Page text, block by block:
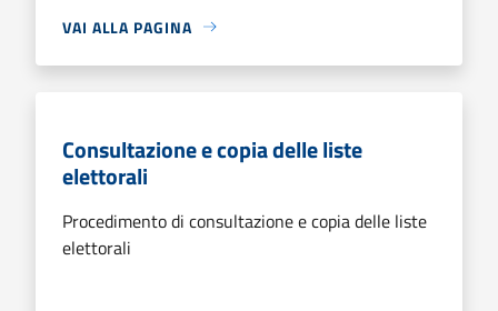
VAI ALLA PAGINA
Consultazione e copia delle liste
elettorali
Procedimento di consultazione e copia delle liste
elettorali